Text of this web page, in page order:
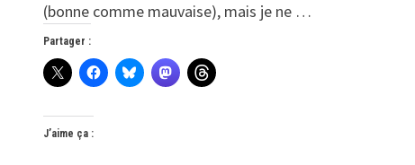
(bonne comme mauvaise), mais je ne …
Partager :
J’aime ça :